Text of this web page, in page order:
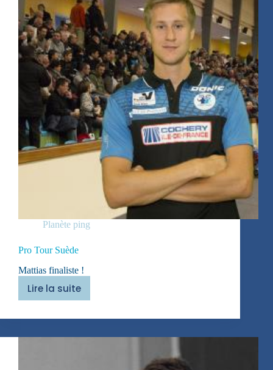
Planète ping
Pro Tour Suède
Mattias finaliste !
Lire la suite
Pro
Suède